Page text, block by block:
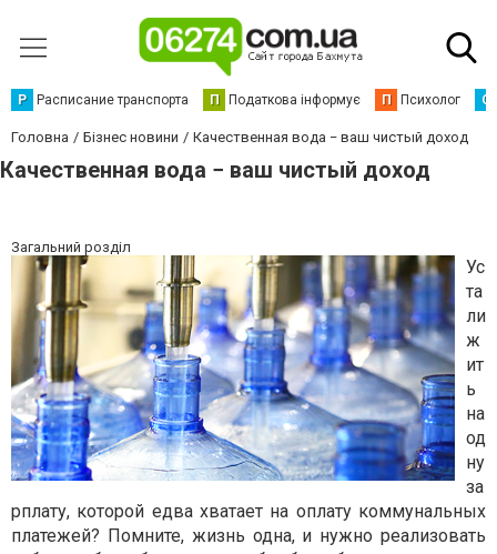
Р Расписание транспорта П Податкова інформує П Психолог С
Головна Бізнес новини Качественная вода − ваш чистый доход
Качественная вода − ваш чистый доход
Загальний розділ
Ус
та
ли
ж
ит
ь
на
од
ну
за
рплату, которой едва хватает на оплату коммунальных
платежей? Помните, жизнь одна, и нужно реализовать